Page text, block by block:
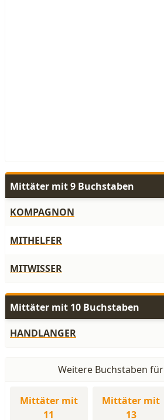
Mittäter mit 9 Buchstaben
KOMPAGNON
MITHELFER
MITWISSER
Mittäter mit 10 Buchstaben
HANDLANGER
Weitere Buchstaben für
Mittäter mit
11
Mittäter mit
13